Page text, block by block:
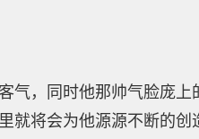
气，同时他那帅气脸庞
就将会为他源源不断的